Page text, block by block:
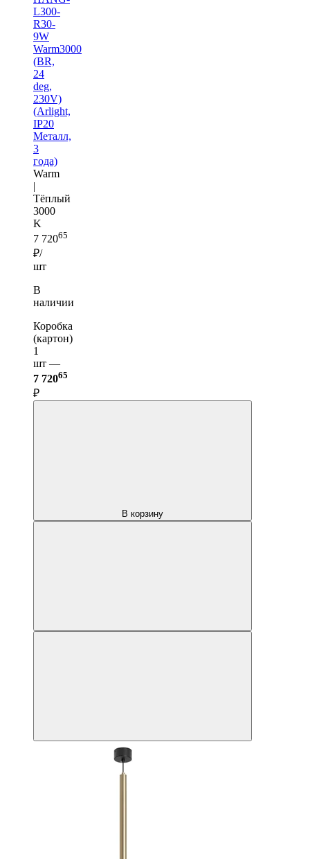
L300-
R30-
9W
Warm3000
(BR,
24
deg,
230V)
(Arlight,
IP20
Металл,
3
года)
Warm
|
Тёплый
3000
K
7 72065
₽/
шт
В
наличии
Коробка
(картон)
1
шт —
7 72065
₽
В корзину